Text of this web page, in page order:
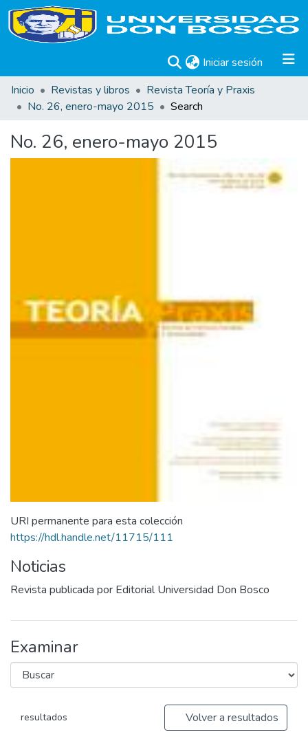
Iniciar sesión (current)
Inicio
Revistas y libros
Revista Teoría y Praxis
No. 26, enero-mayo 2015
Search
No. 26, enero-mayo 2015
URI permanente para esta colección
https://hdl.handle.net/11715/111
Noticias
Revista publicada por Editorial Universidad Don Bosco
Examinar
resultados Volver a resultados